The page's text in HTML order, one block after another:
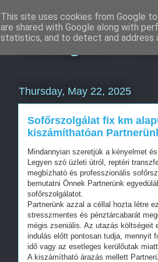
Instagram
Thursday, May 22, 2025
Sofőrszolgálat fix km
kiszámíthatóan
Mindannyian szeretjük a kényelmet
Legyen szó üzleti útról, reptéri
megbízható és professzionális
bemutatni Önnek Partnerünk
sofőrszolgálatot.
Partnerünk azzal a céllal hozta létre
stresszmentes és pénztárcabarát
mégis zseniális. Az utazás költségeit
indulás előtt pontosan tudja, mennyit
idő vagy az esetleges kerülőutak
A kiszámítható árazás mellett
This site uses cookies from Google
are shared with Google along with
statistics, and to detect and address